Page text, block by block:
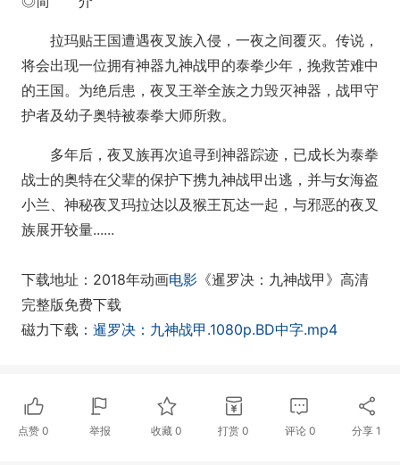
拉玛贴王国遭遇夜叉族入侵，一夜之间覆灭。传说，
将会出现一位拥有神器九神战甲的泰拳少年，挽救苦难中
的王国。为绝后患，夜叉王举全族之力毁灭神器，战甲守
护者及幼子奥特被泰拳大师所救。
多年后，夜叉族再次追寻到神器踪迹，已成长为泰拳
战士的奥特在父辈的保护下携九神战甲出逃，并与女海盗
小兰、神秘夜叉玛拉达以及猴王瓦达一起，与邪恶的夜叉
族展开较量......
下载地址：2018年动画电影 《暹罗决：九神战甲》高清
完整版免费下载
磁力下载： 暹罗决：九神战甲.1080p.BD中字.mp4
点赞 0 举报 收藏0 打赏 0 评论 0 分享1